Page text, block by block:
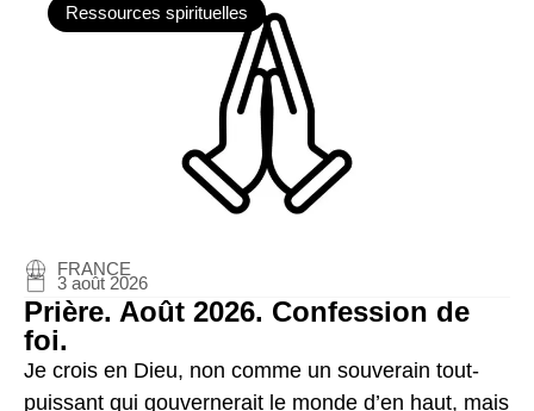
Ressources spirituelles
FRANCE
3 août 2026
Prière. Août 2026. Confession de
foi.
Je crois en Dieu, non comme un souverain tout-
puissant qui gouvernerait le monde d’en haut, mais